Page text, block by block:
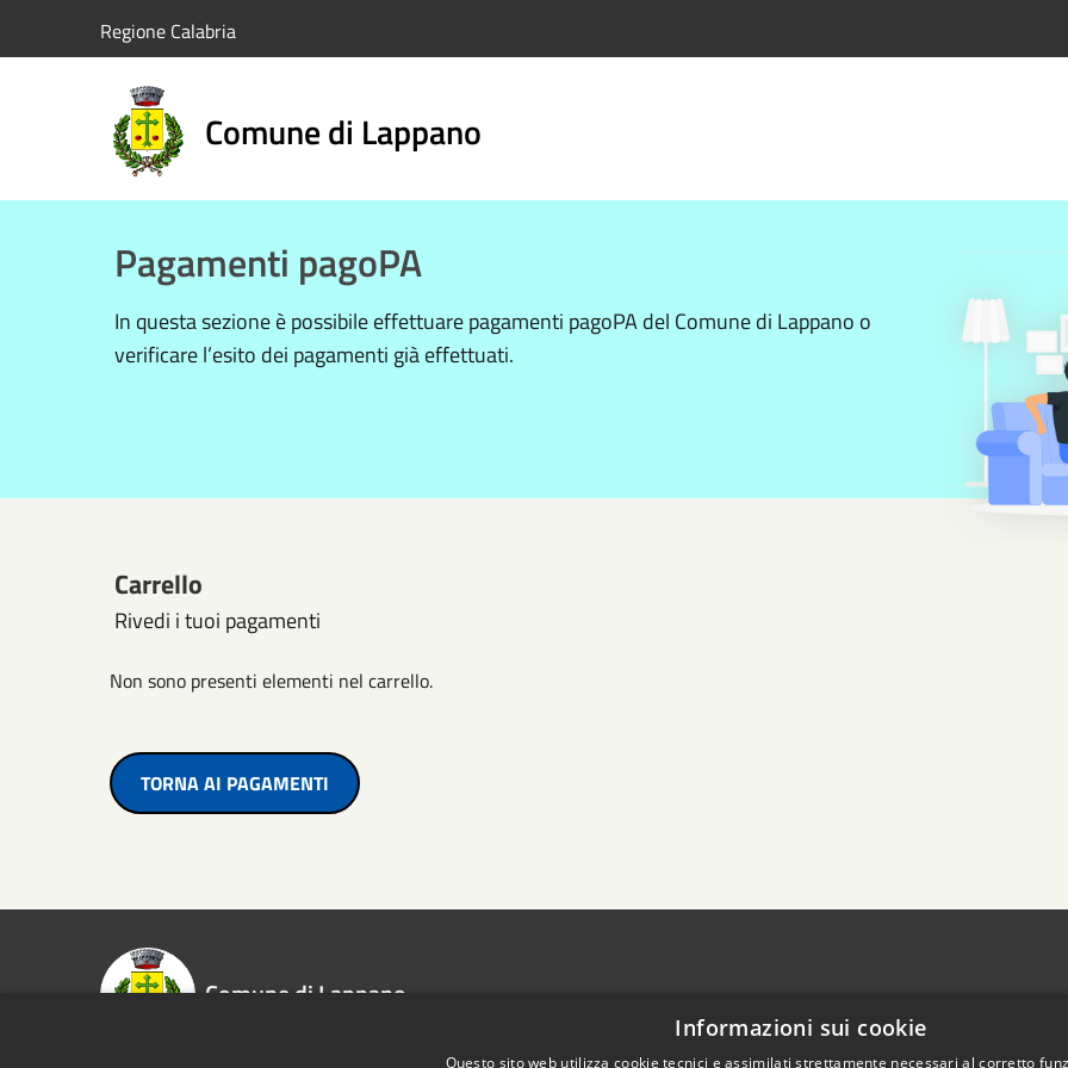
Regione Calabria
Comune di Lappano
Pagamenti pagoPA
In questa sezione è possibile effettuare pagamenti pagoPA del Comune di Lappano o
verificare l’esito dei pagamenti già effettuati.
Carrello
Rivedi i tuoi pagamenti
Non sono presenti elementi nel carrello.
TORNA AI PAGAMENTI
Comune di Lappano
Informazioni sui cookie
Questo sito web utilizza cookie tecnici e assimilati strettamente necessari al corretto